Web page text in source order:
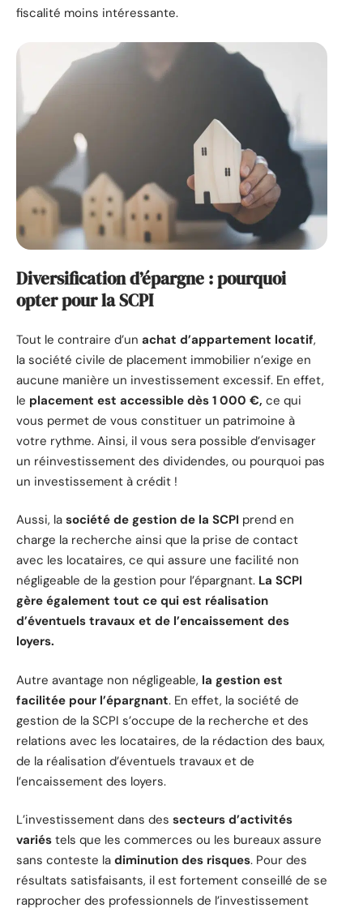
fiscalité moins intéressante.
Diversification d’épargne : pourquoi
opter pour la SCPI
Tout le contraire d’un achat d’appartement locatif,
la société civile de placement immobilier n’exige en
aucune manière un investissement excessif. En effet,
le placement est accessible dès 1 000 €, ce qui
vous permet de vous constituer un patrimoine à
votre rythme. Ainsi, il vous sera possible d’envisager
un réinvestissement des dividendes, ou pourquoi pas
un investissement à crédit !
Aussi, la société de gestion de la SCPI prend en
charge la recherche ainsi que la prise de contact
avec les locataires, ce qui assure une facilité non
négligeable de la gestion pour l’épargnant. La SCPI
gère également tout ce qui est réalisation
d’éventuels travaux et de l’encaissement des
loyers.
Autre avantage non négligeable, la gestion est
facilitée pour l’épargnant. En effet, la société de
gestion de la SCPI s’occupe de la recherche et des
relations avec les locataires, de la rédaction des baux,
de la réalisation d’éventuels travaux et de
l’encaissement des loyers.
L’investissement dans des secteurs d’activités
variés tels que les commerces ou les bureaux assure
sans conteste la diminution des risques. Pour des
résultats satisfaisants, il est fortement conseillé de se
rapprocher des professionnels de l’investissement